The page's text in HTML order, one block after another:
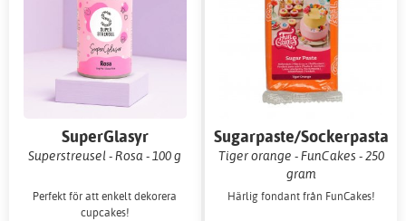
SuperGlasyr
Superstreusel - Rosa - 100 g
Perfekt för att enkelt dekorera
cupcakes!
Sugarpaste/Sockerpasta
Tiger orange - FunCakes - 250
gram
Härlig fondant från FunCakes!